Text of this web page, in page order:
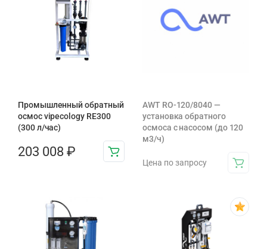
Промышленный обратный
осмос vipecology RE300
(300 л/час)
203 008 ₽
AWT RO-120/8040 —
установка обратного
осмоса с насосом (до 120
м3/ч)
Цена по запросу